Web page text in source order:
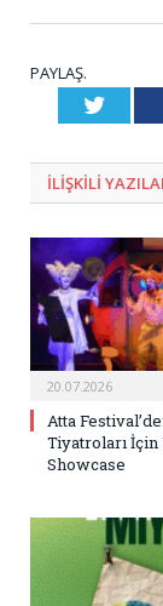
PAYLAŞ.
ILIŞKILI
20.07.2026
Atta
Tiyatroları İçin
Showcase